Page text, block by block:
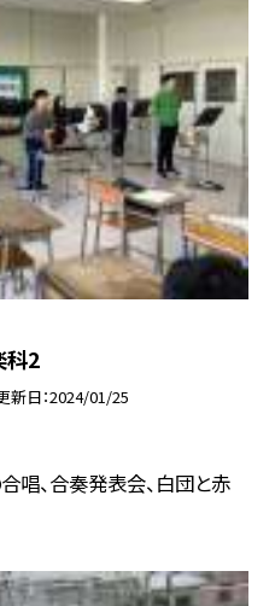
科2
新日 2024/01/25
唱、合奏発表会、白団と赤